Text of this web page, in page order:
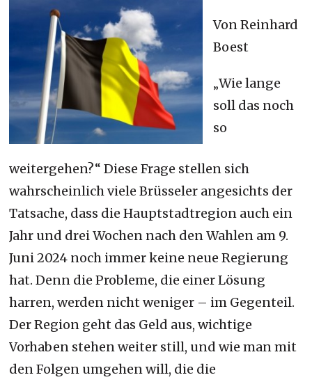
Von Reinhard
Boest
„Wie lange
soll das noch
so
weitergehen?“ Diese Frage stellen sich
wahrscheinlich viele Brüsseler angesichts der
Tatsache, dass die Hauptstadtregion auch ein
Jahr und drei Wochen nach den Wahlen am 9.
Juni 2024 noch immer keine neue Regierung
hat. Denn die Probleme, die einer Lösung
harren, werden nicht weniger – im Gegenteil.
Der Region geht das Geld aus, wichtige
Vorhaben stehen weiter still, und wie man mit
den Folgen umgehen will, die die